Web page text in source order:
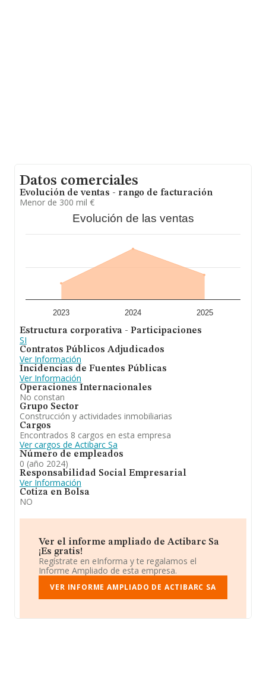
Datos comerciales
Evolución de ventas - rango de facturación
Menor de 300 mil €
Evolución de las ventas
2023 2024 2025
Estructura corporativa - Participaciones
SI
Contratos Públicos Adjudicados
Ver Información
Incidencias de Fuentes Públicas
Ver Información
Operaciones Internacionales
No constan
Grupo Sector
Construcción y actividades inmobiliarias
Cargos
Encontrados 8 cargos en esta empresa
Ver cargos de Actibarc Sa
Número de empleados
0 (año 2024)
Responsabilidad Social Empresarial
Ver Información
Cotiza en Bolsa
NO
Ver el informe ampliado de Actibarc Sa
¡Es gratis!
Regístrate en eInforma y te regalamos el
Informe Ampliado de esta empresa.
VER INFORME AMPLIADO DE ACTIBARC SA